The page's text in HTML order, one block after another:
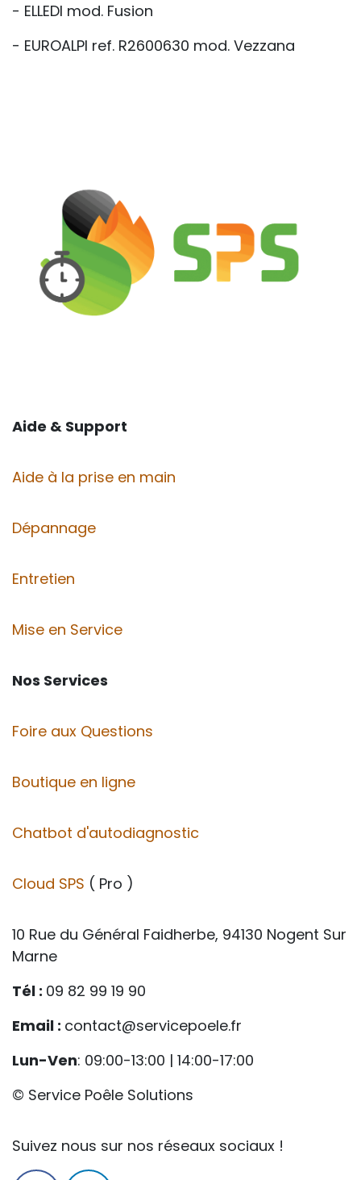
- ELLEDI mod. Fusion
- EUROALPI ref. R2600630 mod. Vezzana
Aide & Support
Aide à la prise en main
Dépannage
Entretien
Mise en Service
Nos Services
Foire aux Questions
Boutique en ligne
Chatbot d'autodiagnostic
Cloud SPS ( Pro )
10 Rue du Général Faidherbe, 94130 Nogent Sur
Marne
Tél : 09 82 99 19 90
Email : contact@servicepoele.fr
Lun-Ven: 09:00-13:00 | 14:00-17:00
© Service Poêle Solutions
Suivez nous sur nos réseaux sociaux !